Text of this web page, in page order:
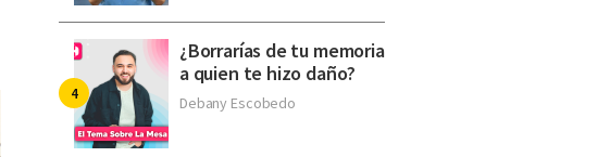
¿Borrarías de tu memoria
a quien te hizo daño?
Debany Escobedo